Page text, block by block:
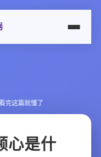
完这篇就懂了
心是什